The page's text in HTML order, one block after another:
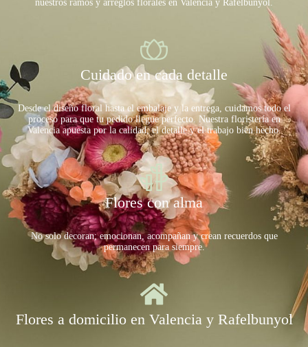
nuestros ramos y arreglos florales en Valencia y Rafelbunyol.
Cuidado en cada detalle
Desde el diseño floral hasta el embalaje y la entrega, cuidamos todo el
proceso para que tu pedido llegue perfecto. Nuestra floristería en
Valencia apuesta por la calidad, el detalle y el trabajo bien hecho.
Flores con alma
No solo decoran; emocionan, acompañan y crean recuerdos que
permanecen para siempre.
Flores a domicilio en Valencia y Rafelbunyol